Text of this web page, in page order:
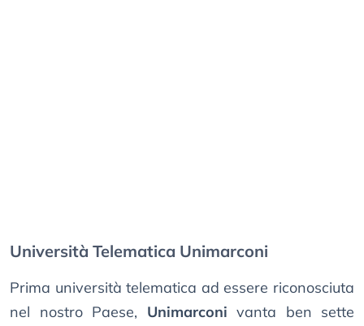
Università Telematica Unimarconi
Prima università telematica ad essere riconosciuta
nel nostro Paese, Unimarconi vanta ben sette